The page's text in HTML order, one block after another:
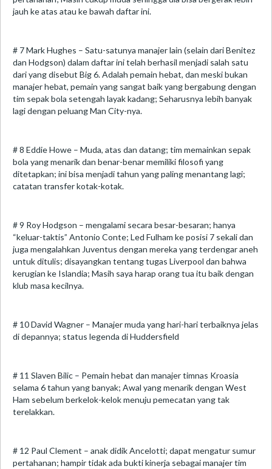
jauh ke atas atau ke bawah daftar ini.
# 7 Mark Hughes – Satu-satunya manajer lain (selain dari Benitez
dan Hodgson) dalam daftar ini telah berhasil menjadi salah satu
dari yang disebut Big 6. Adalah pemain hebat, dan meski bukan
manajer hebat, pemain yang sangat baik yang bergabung dengan
tim sepak bola setengah layak kadang; Seharusnya lebih banyak
lagi dengan peluang Man City-nya.
# 8 Eddie Howe – Muda, atas dan datang; tim memainkan sepak
bola yang menarik dan benar-benar memiliki filosofi yang
ditetapkan; ini bisa menjadi tahun yang paling menantang lagi;
catatan transfer kotak-kotak.
# 9 Roy Hodgson – mengalami secara besar-besaran; hanya
“keluar-taktis” Antonio Conte; Led Fulham ke posisi 7 sekali dan
juga mengalahkan Juventus dengan mereka yang terdengar aneh
untuk ditulis; disayangkan tentang tugas Liverpool dan bahwa
kerugian ke Islandia; Masih saya harap orang tua itu baik dengan
klub masa kecilnya.
# 10 David Wagner – Manajer muda yang hari-hari terbaiknya jelas
di depannya; status legenda di Huddersfield
# 11 Slaven Bilic – Pemain hebat dan manajer timnas Kroasia
selama 6 tahun yang banyak; Awal yang menarik dengan West
Ham sebelum berkelok-kelok menuju pemecatan yang tak
terelakkan.
# 12 Paul Clement – anak didik Ancelotti; dapat mengatur sumur
pertahanan; hampir tidak ada bukti kinerja sebagai manajer tim